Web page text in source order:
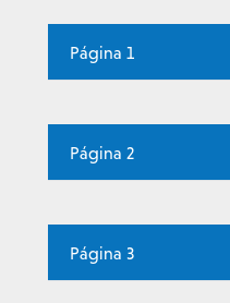
Página 1
Página 2
Página 3